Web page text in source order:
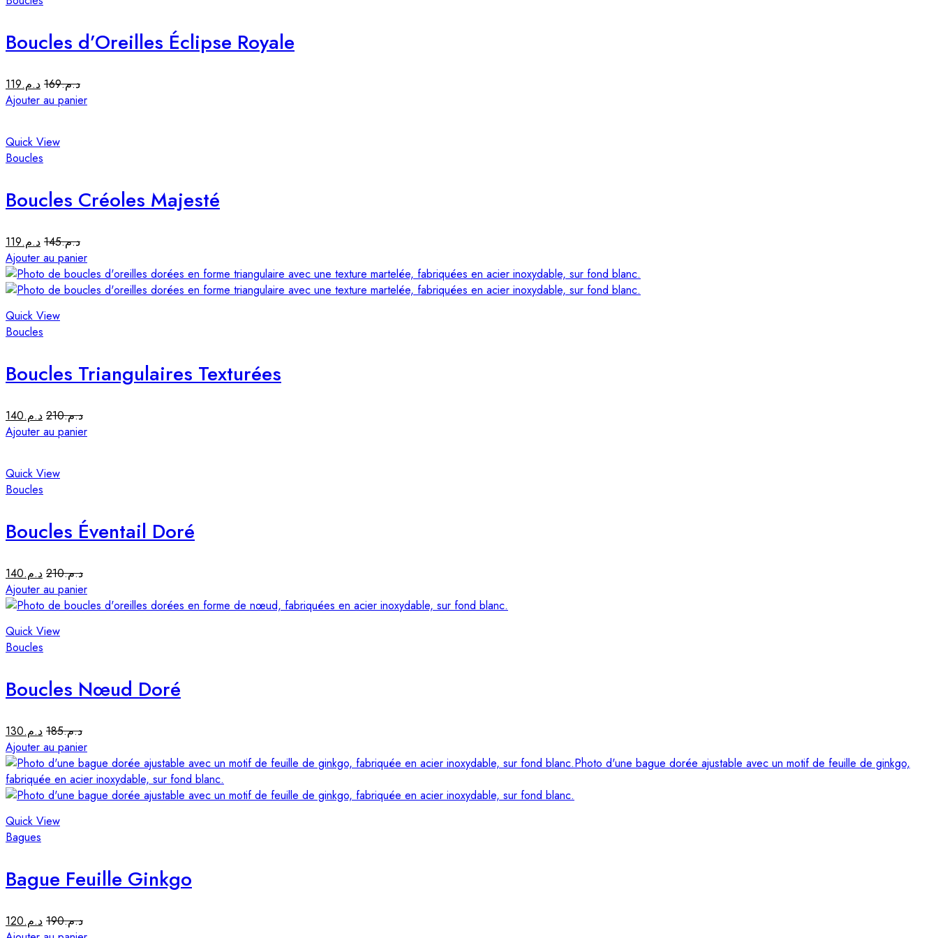
Boucles d’Oreilles Éclipse Royale
د.م.119 د.م.169
Ajouter au panier
Quick View
Boucles
Boucles Créoles Majesté
د.م.119 د.م.145
Ajouter au panier
Quick View
Boucles
Boucles Triangulaires Texturées
د.م.140 د.م.210
Ajouter au panier
Quick View
Boucles
Boucles Éventail Doré
د.م.140 د.م.210
Ajouter au panier
Quick View
Boucles
Boucles Nœud Doré
د.م.130 د.م.185
Ajouter au panier
Quick View
Bagues
Bague Feuille Ginkgo
د.م.120 د.م.190